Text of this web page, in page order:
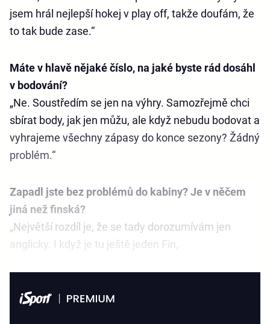
jsem hrál nejlepší hokej v play off, takže doufám, že
to tak bude zase.“
Máte v hlavě nějaké číslo, na jaké byste rád dosáhl
v bodování?
„Ne. Soustředím se jen na výhry. Samozřejmě chci
sbírat body, jak jen můžu, ale když nebudu bodovat a
vyhrajeme všechny zápasy do konce sezony? Žádný
problém.“
Zapadl jste bez problémů do kabiny? Je v něčem
jiná než finská?
„Největší rozdíl je, že se tady dorozumívám jen
anglicky. I když je tu ještě jeden Fin,